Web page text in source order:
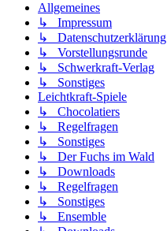
Allgemeines
↳ Impressum
↳ Datenschutzerklärung
↳ Vorstellungsrunde
↳ Schwerkraft-Verlag
↳ Sonstiges
Leichtkraft-Spiele
↳ Chocolatiers
↳ Regelfragen
↳ Sonstiges
↳ Der Fuchs im Wald
↳ Downloads
↳ Regelfragen
↳ Sonstiges
↳ Ensemble